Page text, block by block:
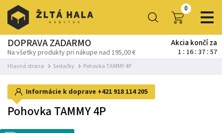
0
DOPRAVA ZADARMO
Na všetky produkty pri nákupe nad 195,00 €
Akcia končí za
1 16 37 55
Hlavná strana Sedačky Pohovka TAMMY 4P
Informácie k doprave +421 918 114 205
Pohovka TAMMY 4P